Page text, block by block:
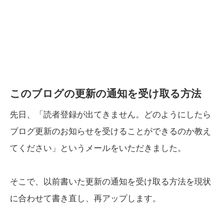
このブログの更新の通知を受け取る方法
先日、「読者登録が出てきません。どのようにしたら
ブログ更新のお知らせを受けることができるのか教え
てください」というメールをいただきました。
そこで、以前書いた更新の通知を受け取る方法を現状
に合わせて書き直し、再アップします。